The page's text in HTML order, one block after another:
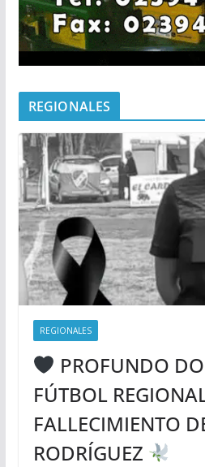
REGIONALES
REGIONALES
PROFUNDO
FÚTBOL
FALLECIMIENTO
RODRÍGUEZ